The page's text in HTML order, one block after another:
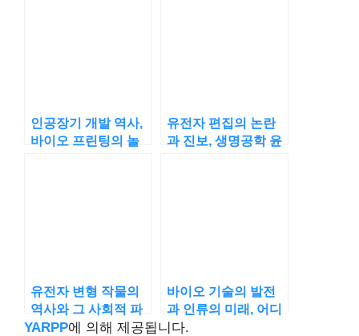
인공장기 개발 역사,
바이오 프린팅의 놀
유전자 편집의 논란
과 진보, 생명공학 윤
유전자 변형 작물의
역사와 그 사회적 파
장
바이오 기술의 발전
과 인류의 미래, 어디
로 가나
YARPP에 의해 제공됩니다.